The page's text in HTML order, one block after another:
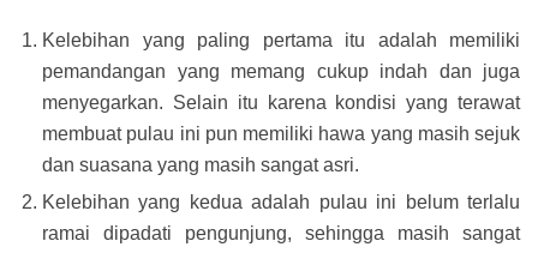
Kelebihan yang paling pertama itu adalah memiliki
pemandangan yang memang cukup indah dan juga
menyegarkan. Selain itu karena kondisi yang terawat
membuat pulau ini pun memiliki hawa yang masih sejuk
dan suasana yang masih sangat asri.
Kelebihan yang kedua adalah pulau ini belum terlalu
ramai dipadati pengunjung, sehingga masih sangat